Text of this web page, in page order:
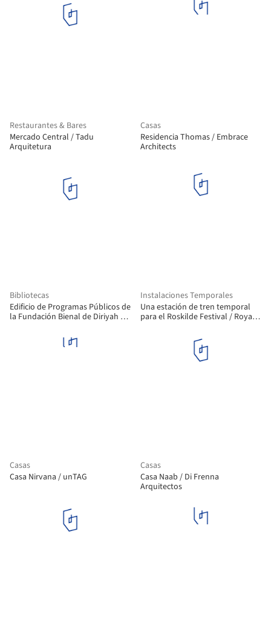
Restaurantes & Bares
Mercado Central / Tadu
Arquitetura
Casas
Residencia Thomas / Embrace
Architects
Bibliotecas
Edificio de Programas Públicos de
la Fundación Bienal de Diriyah /
Instalaciones Temporales
Una estación de tren temporal
para el Roskilde Festival / Royal
Casas
Casa Nirvana / unTAG
Casas
Casa Naab / Di Frenna
Arquitectos